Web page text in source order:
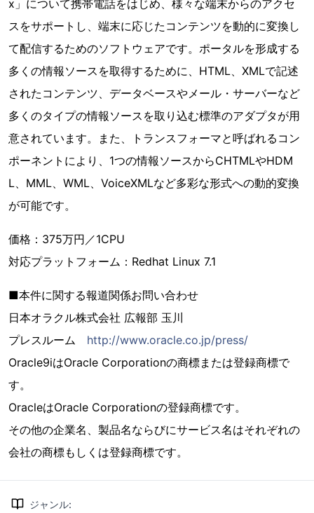
x」について携帯電話をはじめ、様々な端末からのアクセ
スをサポートし、端末に応じたコンテンツを動的に変換し
て配信するためのソフトウェアです。ポータルを形成する
多くの情報ソースを取得するために、HTML、XMLで記述
されたコンテンツ、データベースやメール・サーバーなど
多くのタイプの情報ソースを取り込む標準のアダプタが用
意されています。また、トランスフォーマと呼ばれるコン
ポーネントにより、1つの情報ソースからCHTMLやHDM
L、MML、WML、VoiceXMLなど多彩な形式への動的変換
が可能です。
価格：375万円／1CPU
対応プラットフォーム：Redhat Linux 7.1
■本件に関する報道関係お問い合わせ
日本オラクル株式会社 広報部 玉川
プレスルーム http://www.oracle.co.jp/press/
Oracle9iはOracle Corporationの商標または登録商標で
す。
OracleはOracle Corporationの登録商標です。
その他の企業名、製品名ならびにサービス名はそれぞれの
会社の商標もしくは登録商標です。
ジャンル: